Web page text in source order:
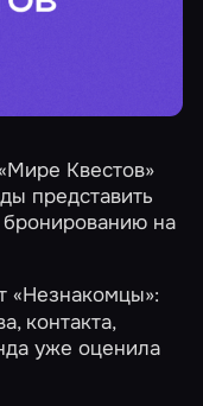
Квестов»
представить
на
«Незнакомцы»:
контакта,
уже оценила